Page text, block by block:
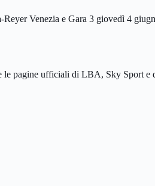
Venezia e Gara 3 giovedì 4
pagine ufficiali di LBA, Sky Sport e